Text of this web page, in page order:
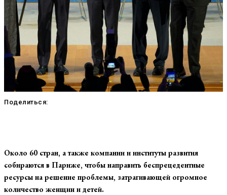
Поделиться:
Около 60 стран, а также компании и институты развития
собираются в Париже, чтобы направить беспрецедентные
ресурсы на решение проблемы, затрагивающей огромное
количество женщин и детей.